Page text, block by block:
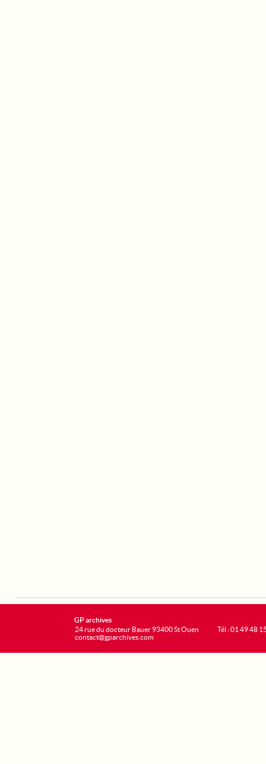
GP archives
24 rue du docteur Bauer 93400 St Ouen
contact@gparchives.com
Tél : 01 49 48